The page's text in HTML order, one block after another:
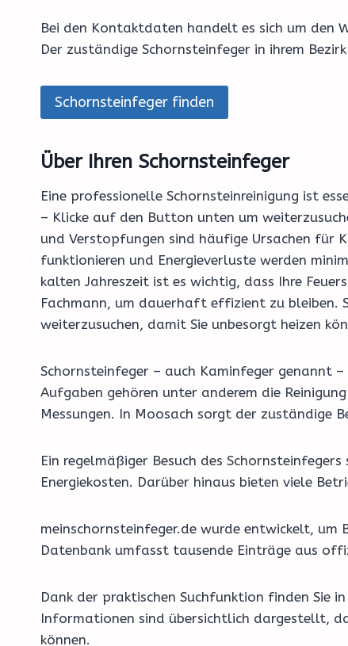
Bei den Kontaktdaten handelt es sich um den
Der zuständige Schornsteinfeger in ihrem
Schornsteinfeger finden
Über Ihren Schornsteinfeger
Eine professionelle Schornsteinreinigung ist
– Klicke auf den Button unten um
und Verstopfungen sind häufige Ursachen für
funktionieren und Energieverluste werden
kalten Jahreszeit ist es wichtig, dass Ihre
Fachmann, um dauerhaft effizient zu bleiben.
weiterzusuchen, damit Sie unbesorgt heizen
Schornsteinfeger – auch Kaminfeger genannt
Aufgaben gehören unter anderem die
Messungen. In Moosach sorgt der zuständige
Ein regelmäßiger Besuch des
Energiekosten. Darüber hinaus bieten viele
meinschornsteinfeger.de wurde entwickelt,
Datenbank umfasst tausende Einträge aus
Dank der praktischen Suchfunktion finden Sie
Informationen sind übersichtlich dargestellt,
können.